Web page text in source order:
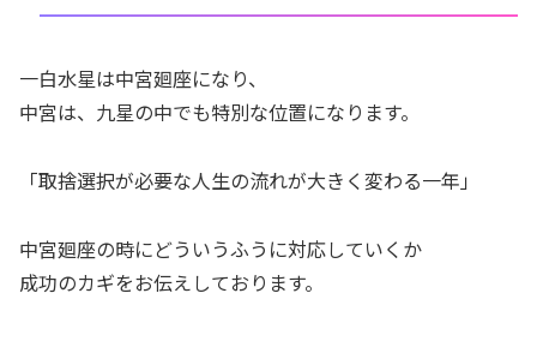
一白水星は中宮廻座になり、
中宮は、九星の中でも特別な位置になります。
「取捨選択が必要な人生の流れが大きく変わる一年」
中宮廻座の時にどういうふうに対応していくか
成功のカギをお伝えしております。